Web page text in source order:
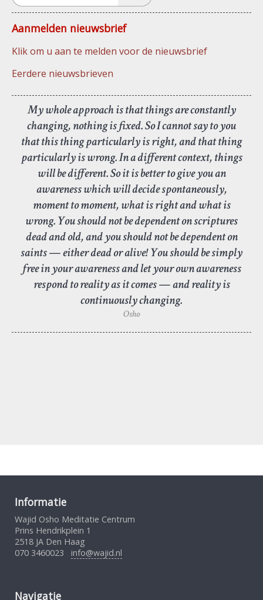
Aanmelden nieuwsbrief
Klik om u aan te melden voor de nieuwsbrief
Eerdere nieuwsbrieven
My whole approach is that things are constantly
changing, nothing is fixed. So I cannot say to you
that this thing particularly is right, and that thing
particularly is wrong. In a different context, things
will be different. So it is better to give you an
awareness which will decide spontaneously,
moment to moment, what is right and what is
wrong. You should not be dependent on scriptures
dead and old, and you should not be dependent on
saints — either dead or alive! You should be simply
free in your awareness and let your own awareness
respond to reality as it comes — and reality is
continuously changing.
Osho
Informatie
Wajid Osho Meditatie Centrum
Prins Hendrikplein 1
2518 JA Den Haag
070 3460023 info@wajid.nl
Navigatie